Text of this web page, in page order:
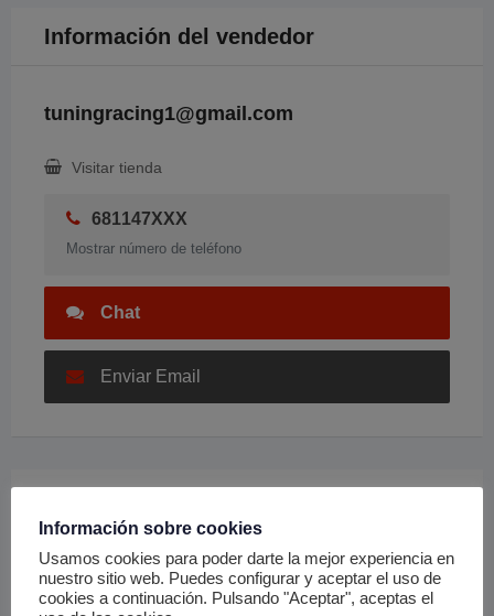
Información del vendedor
tuningracing1@gmail.com
Visitar tienda
681147XXX
Mostrar número de teléfono
Chat
Enviar Email
Información sobre cookies
Usamos cookies para poder darte la mejor experiencia en
nuestro sitio web. Puedes configurar y aceptar el uso de
cookies a continuación. Pulsando "Aceptar", aceptas el